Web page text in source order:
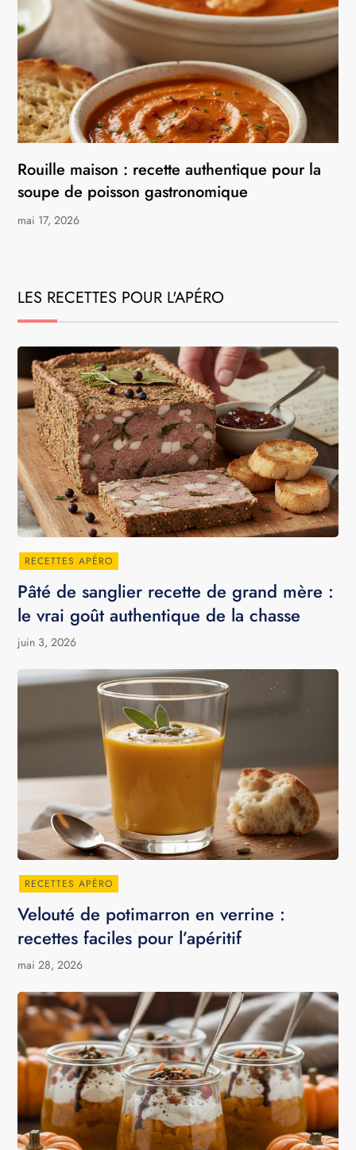
Rouille maison : recette authentique pour la
soupe de poisson gastronomique
mai 17, 2026
LES RECETTES POUR L'APÉRO
RECETTES APÉRO
Pâté de sanglier recette de grand mère :
le vrai goût authentique de la chasse
juin 3, 2026
RECETTES APÉRO
Velouté de potimarron en verrine :
recettes faciles pour l’apéritif
mai 28, 2026